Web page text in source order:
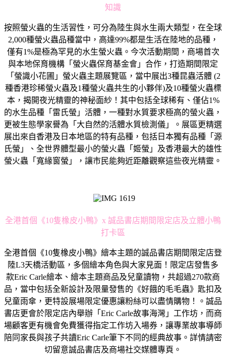
知識
按照螢火蟲的生活習性，可分為陸生與水生兩大類型，在全球
2,000種螢火蟲品種當中，高達99%都是生活在陸地的品種，
僅有1%是極為罕見的水生螢火蟲。今次活動期間，商場首次
與本地保育機構「螢火蟲保育基金會」合作，打造期間限定
「螢識小花圃」螢火蟲主題展覽區，當中展出3種昆蟲活體 (2
種香港珍稀螢火蟲及1種螢火蟲共生的小夥伴)及10種螢火蟲標
本，揭開夜光精靈的神秘面紗！其中包括全球稀有、僅佔1%
的水生品種「雷氏螢」活體，一種對水質要求極高的螢火蟲，
更被生態學家譽為「大自然的活體水質檢測儀」。展區更精選
展出來自香港及日本地區的特有品種，包括日本獨有品種「源
氏螢」、全世界體型最小的螢火蟲「姬螢」及香港最大的雄性
螢火蟲「寬緣窗螢」，讓市民能夠近距離觀察這些夜光精靈。
全港首個《10隻橡皮小鴨》x 誠品書店期間限定店及立體小鴨
打卡區
全港首個《10隻橡皮小鴨》繪本主題的誠品書店期間限定店登
陸L3天橋活動區，多個繪本角色與大家見面！限定店發售多
款Eric Carle繪本、繪本主題商品及兒童讀物，共超過270款商
品，當中包括全新設計及限量發售的《好餓的毛毛蟲》匙扣及
兒童雨傘，更特設展場限定優惠讓粉絲可以盡情購物！。誠品
書店更會於限定店內舉辦「Eric Carle故事海灣」工作坊，而商
場顧客更有機會免費獲得指定工作坊入場券，讓專業故事導師
陪同家長與孩子共讀Eric Carle筆下不同的經典故事。詳情請密
切留意誠品書店及商場社交媒體專頁。